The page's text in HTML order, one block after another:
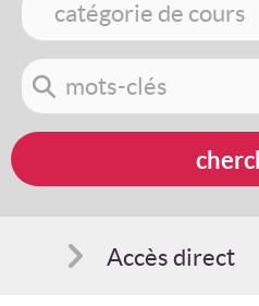
Accès direct